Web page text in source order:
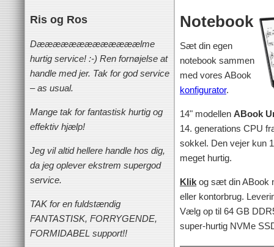
Ris og Ros
Dææææææææææææælme
hurtig service! :-) Ren fornøjelse at
handle med jer. Tak for god service
– as usual.
Mange tak for fantastisk hurtig og
effektiv hjælp!
Jeg vil altid hellere handle hos dig,
da jeg oplever ekstrem supergod
service.
TAK for en fuldstændig
FANTASTISK, FORRYGENDE,
FORMIDABEL support!!
Notebook
Sæt din egen
notebook sammen
med vores ABook
konfigurator.
14" modellen ABook
14. generations CPU
sokkel. Den vejer kun
meget hurtig.
Klik og sæt din ABook
eller kontorbrug.
Vælg op til 64 GB
super-hurtig NVMe